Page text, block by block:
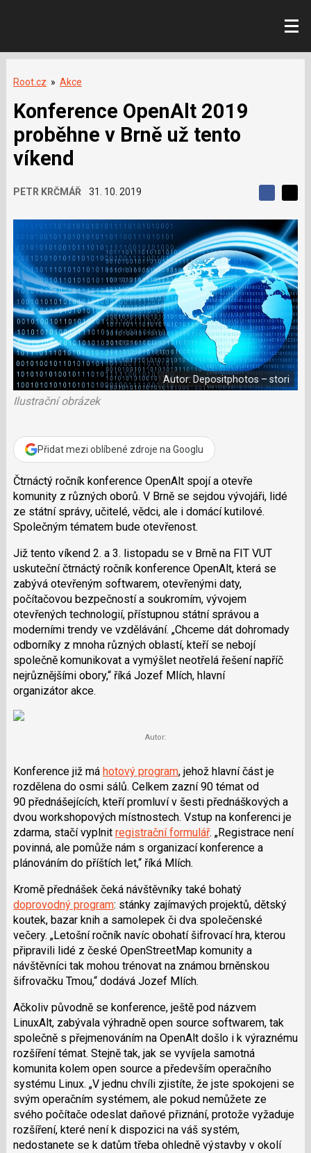
Root.cz » Akce
Konference OpenAlt 2019
proběhne v Brně už tento
víkend
PETR KRČMÁŘ 31. 10. 2019
S
d
í
l
e
t
S
l
e
j
t
e
n
a
a
c
e
b
o
o
k
u
í
l
e
j
t
e
n
a
s
í
t
i
X
Autor: Depositphotos – stori
Ilustrační obrázek
Přidat mezi oblíbené zdroje na Googlu
Čtrnáctý ročník konference OpenAlt spojí a otevře
komunity z různých oborů. V Brně se sejdou vývojáři, lidé
ze státní správy, učitelé, vědci, ale i domácí kutilové.
Společným tématem bude otevřenost.
Již tento víkend 2. a 3. listopadu se v Brně na FIT VUT
uskuteční čtrnáctý ročník konference OpenAlt, která se
zabývá otevřeným softwarem, otevřenými daty,
počítačovou bezpečností a soukromím, vývojem
otevřených technologií, přístupnou státní správou a
moderními trendy ve vzdělávání. „Chceme dát dohromady
odborníky z mnoha různých oblastí, kteří se nebojí
společně komunikovat a vymýšlet neotřelá řešení napříč
nejrůznějšími obory,“ říká Jozef Mlích, hlavní
organizátor akce.
Autor:
Konference již má hotový program, jehož hlavní část je
rozdělena do osmi sálů. Celkem zazní 90 témat od
90 přednášejících, kteří promluví v šesti přednáškových a
dvou workshopových místnostech. Vstup na konferenci je
zdarma, stačí vyplnit registrační formulář. „Registrace není
povinná, ale pomůže nám s organizací konference a
plánováním do příštích let,“ říká Mlích.
Kromě přednášek čeká návštěvníky také bohatý
doprovodný program: stánky zajímavých projektů, dětský
koutek, bazar knih a samolepek či dva společenské
večery. „Letošní ročník navíc obohatí šifrovací hra, kterou
připravili lidé z české OpenStreetMap komunity a
návštěvníci tak mohou trénovat na známou brněnskou
šifrovačku Tmou,“ dodává Jozef Mlích.
Ačkoliv původně se konference, ještě pod názvem
LinuxAlt, zabývala výhradně open source softwarem, tak
společně s přejmenováním na OpenAlt došlo i k výraznému
rozšíření témat. Stejně tak, jak se vyvíjela samotná
komunita kolem open source a především operačního
systému Linux. „V jednu chvíli zjistíte, že jste spokojeni se
svým operačním systémem, ale pokud nemůžete ze
svého počítače odeslat daňové přiznání, protože vyžaduje
rozšíření, které není k dispozici na váš systém,
nedostanete se k datům třeba ohledně výstavby v okolí